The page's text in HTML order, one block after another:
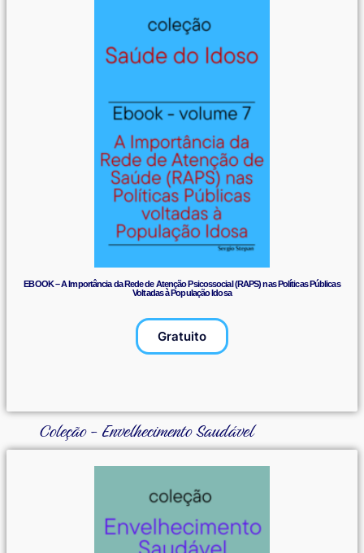
EBOOK – A Importância da Rede de Atenção Psicossocial (RAPS) nas Políticas Públicas
Voltadas à População Idosa
Gratuito
Coleção - Envelhecimento Saudável